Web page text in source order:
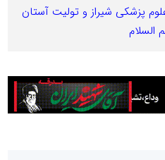
پزشکی شیراز و تولیت آستان